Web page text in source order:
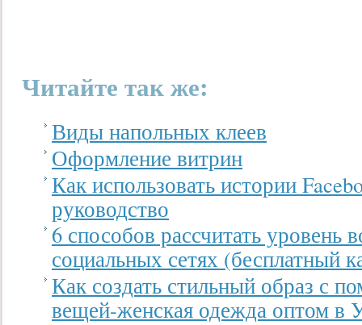
Читайте так же:
Виды напольных клеев
Оформление витрин
Как использовать истории
руководство
6 способов рассчитать уровень
социальных сетях (бесплатный
Как создать стильный образ с
вещей-женская одежда оптом в